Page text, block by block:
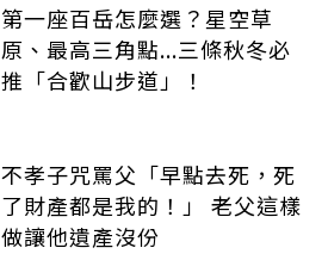
第一座百岳怎麼選？星空草
原、最高三角點...三條秋冬必
推「合歡山步道」！
不孝子咒罵父「早點去死，死
了財產都是我的！」 老父這樣
做讓他遺產沒份